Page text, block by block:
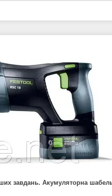
завдань. Акумуляторна